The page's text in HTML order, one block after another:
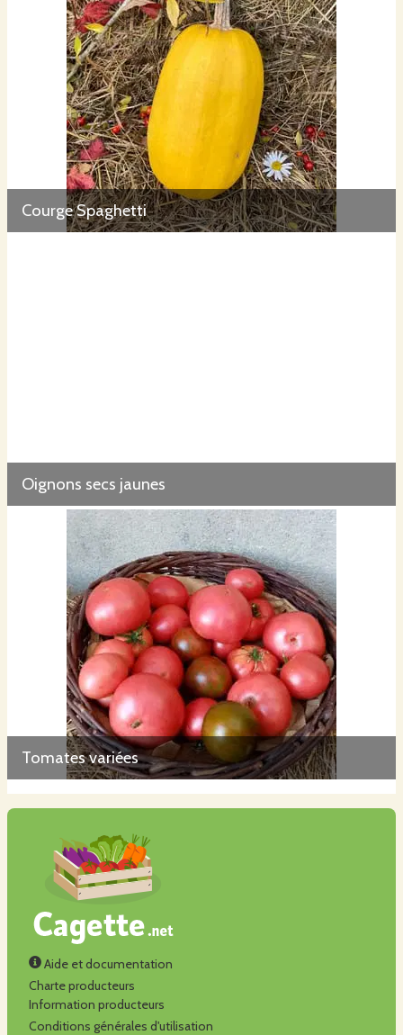
Courge Spaghetti
Oignons secs jaunes
Tomates variées
Aide et documentation
Charte producteurs
Information producteurs
Conditions générales d'utilisation